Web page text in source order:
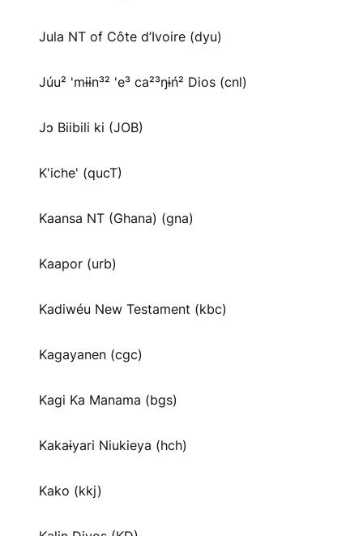
Jula NT of Côte d’Ivoire (dyu)
Júu² 'mɨɨn³² 'e³ ca²³ŋɨń² Dios (cnl)
Jɔ Biibili ki (JOB)
K'iche' (qucT)
Kaansa NT (Ghana) (gna)
Kaapor (urb)
Kadiwéu New Testament (kbc)
Kagayanen (cgc)
Kagi Ka Manama (bgs)
Kakaɨyari Niukieya (hch)
Kako (kkj)